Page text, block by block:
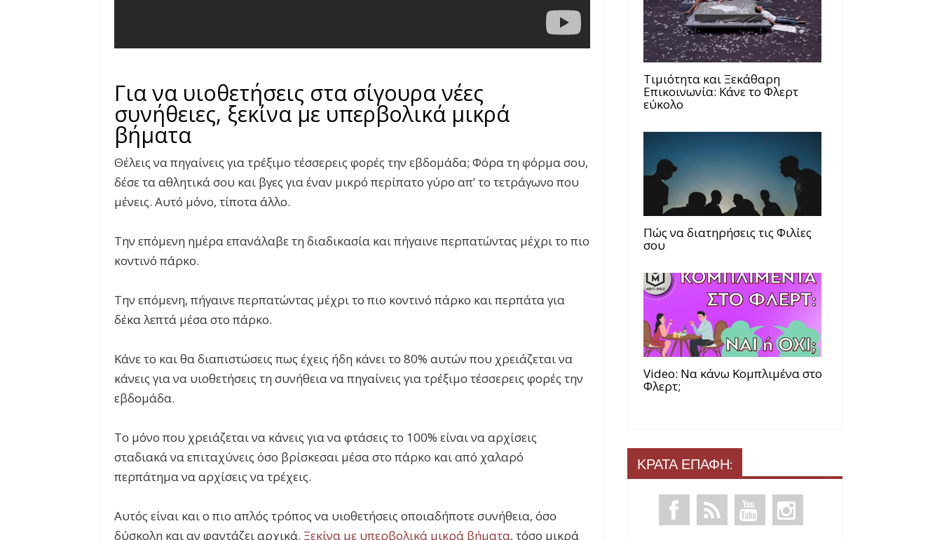
Για να υιοθετήσεις στα σίγουρα νέες
συνήθειες, ξεκίνα με υπερβολικά μικρά
βήματα
Θέλεις να πηγαίνεις για τρέξιμο τέσσερεις φορές την εβδομάδα; Φόρα τη φόρμα σου,
δέσε τα αθλητικά σου και βγες για έναν μικρό περίπατο γύρο απ’ το τετράγωνο που
μένεις. Αυτό μόνο, τίποτα άλλο.
Την επόμενη ημέρα επανάλαβε τη διαδικασία και πήγαινε περπατώντας μέχρι το πιο
κοντινό πάρκο.
Την επόμενη, πήγαινε περπατώντας μέχρι το πιο κοντινό πάρκο και περπάτα για
δέκα λεπτά μέσα στο πάρκο.
Κάνε το και θα διαπιστώσεις πως έχεις ήδη κάνει το 80% αυτών που χρειάζεται να
κάνεις για να υιοθετήσεις τη συνήθεια να πηγαίνεις για τρέξιμο τέσσερεις φορές την
εβδομάδα.
Το μόνο που χρειάζεται να κάνεις για να φτάσεις το 100% είναι να αρχίσεις
σταδιακά να επιταχύνεις όσο βρίσκεσαι μέσα στο πάρκο και από χαλαρό
περπάτημα να αρχίσεις να τρέχεις.
Αυτός είναι και ο πιο απλός τρόπος να υιοθετήσεις οποιαδήποτε συνήθεια, όσο
δύσκολη και αν φαντάζει αρχικά. Ξεκίνα με υπερβολικά μικρά βήματα, τόσο μικρά
Τιμιότητα και Ξεκάθαρη
Επικοινωνία: Κάνε το Φλερτ
εύκολο
Πώς να διατηρήσεις τις Φιλίες
σου
Video: Να κάνω Κομπλιμένα στο
Φλερτ;
ΚΡΑΤΑ ΕΠΑΦΗ: